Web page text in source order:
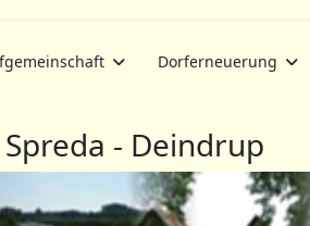
Dorferneuerung
- Deindrup